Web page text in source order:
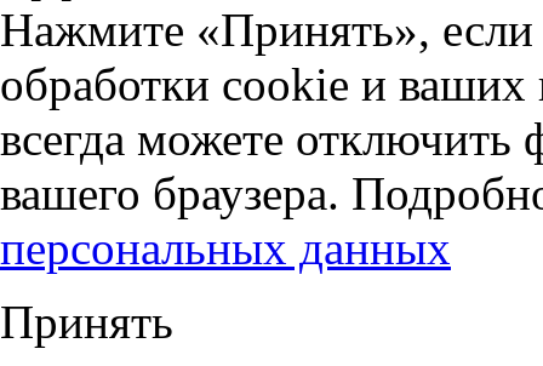
Нажмите «Принять», если
обработки cookie и
всегда можете отключить
вашего браузера.
персональных данных
Принять